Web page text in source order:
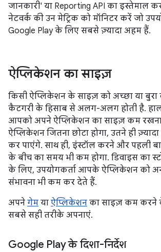
जानकारी' या Reporting API का इस्तेमाल
नेटवर्क की उन मेट्रिक को मॉनिटर करें जो
Google Play के लिए सबसे ज़्यादा अहम हैं.
ऐप्लिकेशन का साइज़
किसी ऐप्लिकेशन के साइज़ को अच्छा या बुरा
कैटगरी के हिसाब से अलग-अलग होती है.
आपको अपने ऐप्लिकेशन का साइज़ कम
ऐप्लिकेशन जितना छोटा होगा, उतने ही
कर पाएंगे. साथ ही, इंस्टॉल करने और पहली
के बीच का समय भी कम होगा. डिवाइस का
के लिए, उपयोगकर्ता आपके ऐप्लिकेशन को
संभावना भी कम कर देते हैं.
अपने गेम या ऐप्लिकेशन का साइज़ कम करने
सबसे सही तरीके अपनाएं.
Google Play के दिशा-निर्देश